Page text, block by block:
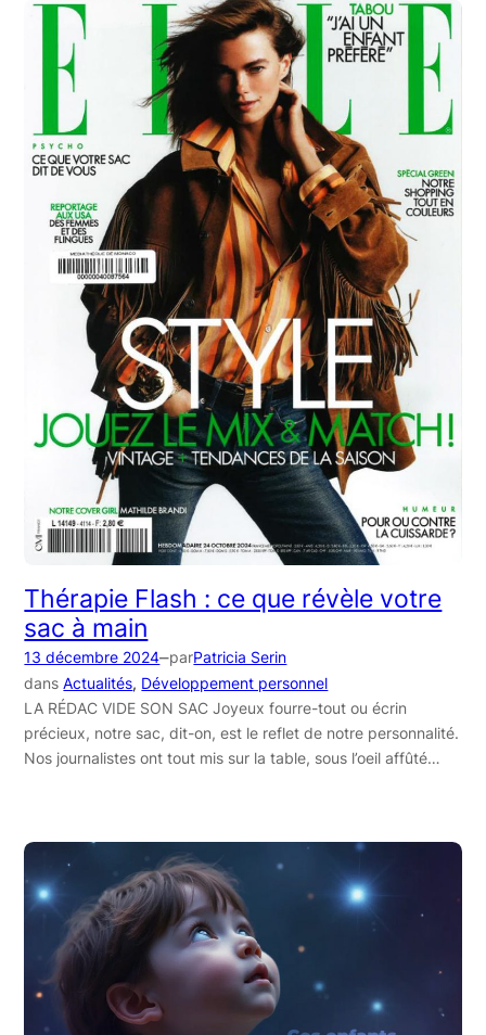
Thérapie Flash : ce que révèle votre
sac à main
13 décembre 2024–parPatricia Serin
dansActualités, Développement personnel
LA RÉDAC VIDE SON SAC Joyeux fourre-tout ou écrin
précieux, notre sac, dit-on, est le reflet de notre personnalité.
Nos journalistes ont tout mis sur la table, sous l’oeil affûté…